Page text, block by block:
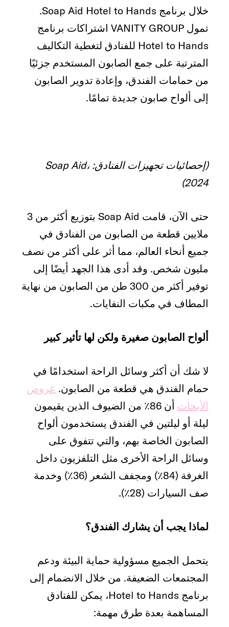
خلال برنامج Soap Aid Hotel to Hands.
تمول VANITY GROUP اشتراكات برنامج
Hotel to Hands للفنادق لتغطية التكاليف
المترتبة على جمع الصابون المستخدم جزئيًا
من حمامات الفندق، وإعادة تدوير الصابون
إلى ألواح صابون جديدة تمامًا.
(إحصائيات تجهيزات الفنادق: Soap Aid،
2024)
حتى الآن، قامت Soap Aid بتوزيع أكثر من 3
ملايين قطعة من الصابون من الفنادق في
جميع أنحاء العالم، مما أثر على أكثر من نصف
مليون شخص. وقد أدى هذا الجهد أيضًا إلى
توفير أكثر من 300 طن من الصابون من نهاية
المطاف في مكبات النفايات.
ألواح الصابون صغيرة ولكن لها تأثير كبير
لا شك أن أكثر وسائل الراحة استخدامًا في
حمام الفندق هي قطعة من الصابون. عروض
الأبحاث
أن 86٪ من الضيوف الذين يقيمون
ليلة أو ليلتين في الفندق يستخدمون ألواح
الصابون الخاصة بهم، والتي تتفوق على
وسائل الراحة الأخرى مثل التلفزيون داخل
الغرفة (84٪) ومجفف الشعر (36٪) وخدمة
صف السيارات (28٪).
لماذا يجب أن يشارك الفندق؟
يتحمل الجميع مسؤولية حماية البيئة ودعم
المجتمعات الضعيفة. من خلال الانضمام إلى
برنامج Hotel to Hands، يمكن للفنادق
المساهمة بعدة طرق مهمة: